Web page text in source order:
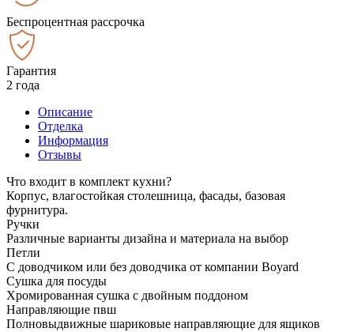
Беспроцентная рассрочка
Гарантия
2 года
Описание
Отделка
Информация
Отзывы
Что входит в комплект кухни?
Корпус, влагостойкая столешница, фасады, базовая
фурнитура.
Ручки
Различные варианты дизайна и материала на выбор
Петли
С доводчиком или без доводчика от компании Boyard
Сушка для посуды
Хромированная сушка с двойным поддоном
Направляющие пвш
Полновыдвижные шариковые направляющие для ящиков